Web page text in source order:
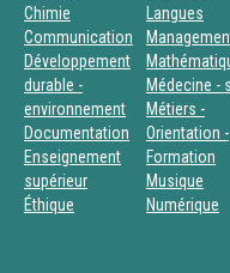
Chimie
Communication
Développement
durable -
environnement
Documentation
Enseignement
supérieur
Éthique
Langues
Médecine -
Métiers -
Orientation -
Formation
Musique
Numérique